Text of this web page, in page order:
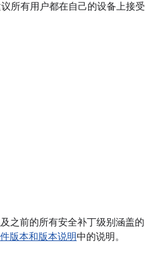
所有用户都在自己的设备上接受
之前的所有安全补丁级别涵盖的
版本和版本说明中的说明。